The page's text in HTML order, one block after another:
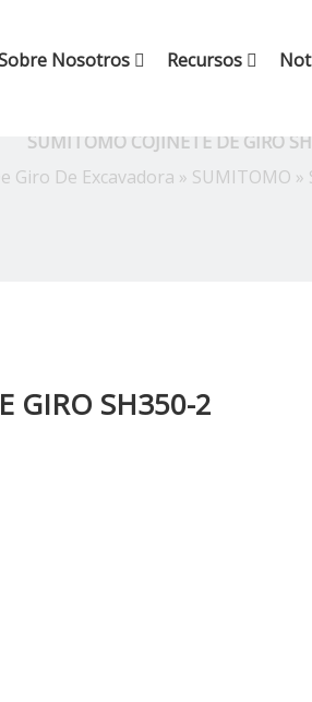
Nosotros Recursos
SUMITOMO COJINETE DE GIRO
Giro De Excavadora » SUMITOMO »
GIRO SH350-2